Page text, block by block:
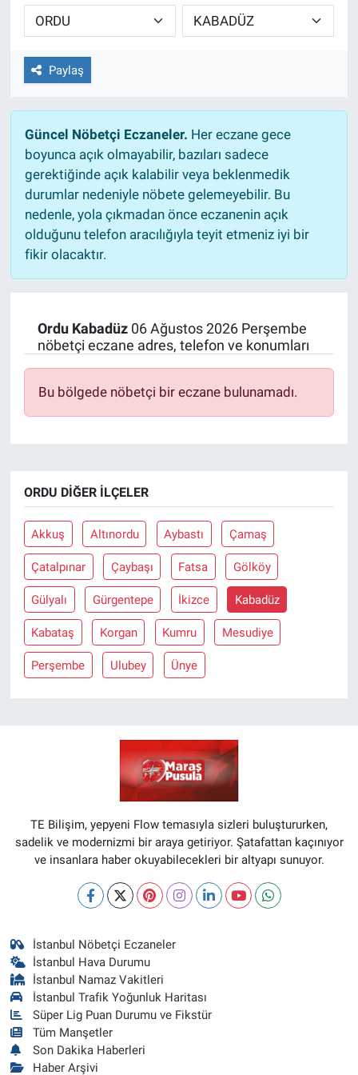
Paylaş
Güncel Nöbetçi Eczaneler. Her eczane gece
boyunca açık olmayabilir, bazıları sadece
gerektiğinde açık kalabilir veya beklenmedik
durumlar nedeniyle nöbete gelemeyebilir. Bu
nedenle, yola çıkmadan önce eczanenin açık
olduğunu telefon aracılığıyla teyit etmeniz iyi bir
fikir olacaktır.
Ordu Kabadüz06 Ağustos 2026 Perşembe
nöbetçi eczane adres, telefon ve konumları
Bu bölgede nöbetçi bir eczane bulunamadı.
ORDU DIĞER İLÇELER
Akkuş Altınordu Aybastı Çamaş
Çatalpınar Çaybaşı Fatsa Gölköy
Gülyalı Gürgentepe İkizce Kabadüz
Kabataş Korgan Kumru Mesudiye
Perşembe Ulubey Ünye
TE Bilişim, yepyeni Flow temasıyla sizleri buluştururken,
sadelik ve modernizmi bir araya getiriyor. Şatafattan kaçınıyor
ve insanlara haber okuyabilecekleri bir altyapı sunuyor.
İstanbul Nöbetçi Eczaneler
İstanbul Hava Durumu
İstanbul Namaz Vakitleri
İstanbul Trafik Yoğunluk Haritası
Süper Lig Puan Durumu ve Fikstür
Tüm Manşetler
Son Dakika Haberleri
Haber Arşivi
TEKNOLOJİ
Dünya
İlçeler
MAGAZİN
Bilim, Teknoloji
ASAYİŞ
EĞİTİM
BİLİM VE TEKNOLOJİ